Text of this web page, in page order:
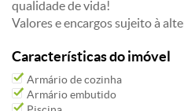
qualidade de vida!
Valores e encargos sujeito à
Características do imóvel
Armário de cozinha
Armário embutido